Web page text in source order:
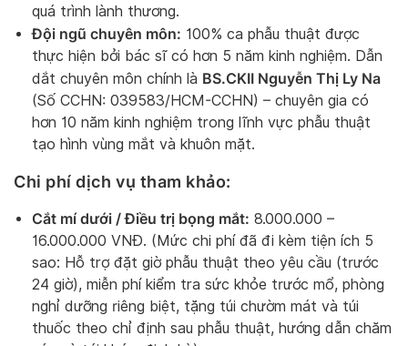
quá trình lành thương.
Đội ngũ chuyên môn: 100% ca phẫu thuật được
thực hiện bởi bác sĩ có hơn 5 năm kinh nghiệm. Dẫn
dắt chuyên môn chính là BS.CKII Nguyễn Thị Ly Na
(Số CCHN: 039583/HCM-CCHN) – chuyên gia có
hơn 10 năm kinh nghiệm trong lĩnh vực phẫu thuật
tạo hình vùng mắt và khuôn mặt.
Chi phí dịch vụ tham khảo:
Cắt mí dưới / Điều trị bọng mắt: 8.000.000 –
16.000.000 VNĐ. (Mức chi phí đã đi kèm tiện ích 5
sao: Hỗ trợ đặt giờ phẫu thuật theo yêu cầu (trước
24 giờ), miễn phí kiểm tra sức khỏe trước mổ, phòng
nghỉ dưỡng riêng biệt, tặng túi chườm mát và túi
thuốc theo chỉ định sau phẫu thuật, hướng dẫn chăm